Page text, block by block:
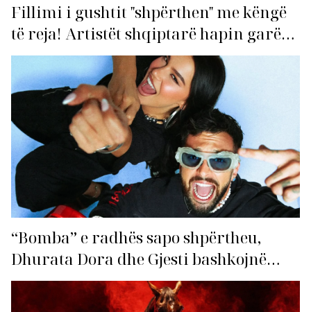
Fillimi i gushtit "shpërthen" me këngë
të reja! Artistët shqiptarë hapin garën
për hitin e verës!
“Bomba” e radhës sapo shpërtheu,
Dhurata Dora dhe Gjesti bashkojnë
fuqitë me “Gasolina”!